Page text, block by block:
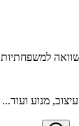
למשפחתיות
מנוע ועוד...